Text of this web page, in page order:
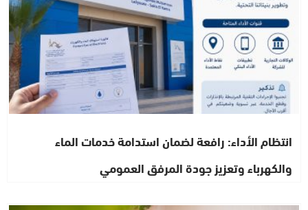
انتظام الأداء: رافعة لضمان استدامة خدمات الماء
والكهرباء وتعزيز جودة المرفق العمومي